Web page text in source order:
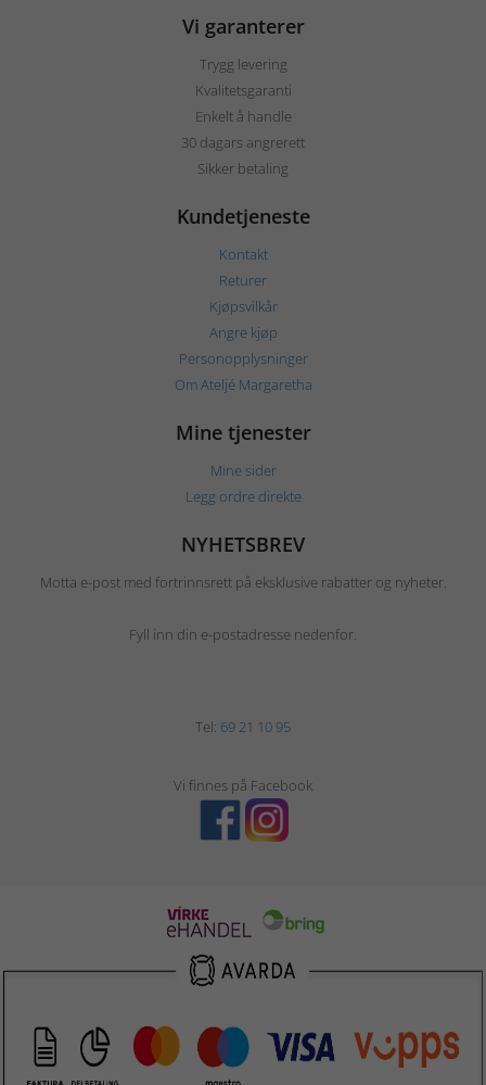
Vi garanterer
Trygg levering
Kvalitetsgaranti
Enkelt å handle
30 dagars angrerett
Sikker betaling
Kundetjeneste
Kontakt
Returer
Kjøpsvilkår
Angre kjøp
Personopplysninger
Om Ateljé Margaretha
Mine tjenester
Mine sider
Legg ordre direkte
NYHETSBREV
Motta e-post med fortrinnsrett på eksklusive rabatter og nyheter.
Fyll inn din e-postadresse nedenfor.
Tel: 69 21 10 95
Vi finnes på Facebook